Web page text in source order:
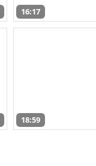
16:17
18:59